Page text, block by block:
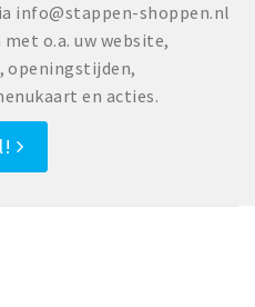
info@stappen-shoppen.nl
o.a. uw website,
openingstijden,
en acties.